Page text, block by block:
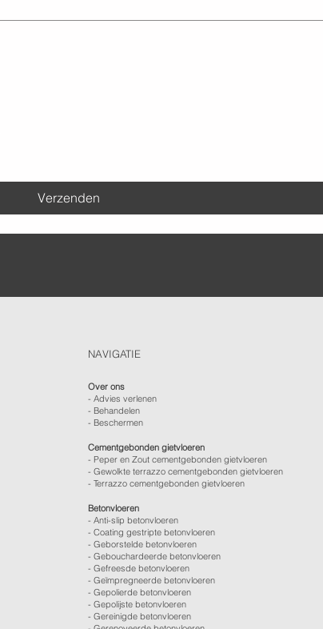
Verzenden
NAVIGATIE
Over ons
-Advies verlenen
- Behandelen
- Beschermen
Cementgebonden gietvloeren
- Peper en Zout cementgebonden gietvloeren
- Gewolkte terrazzo cementgebonden gietvloeren
- Terrazzo cementgebonden gietvloeren
Betonvloeren
-Anti-slip betonvloeren
-Coating gestripte betonvloeren
-Geborstelde betonvloeren
-Gebouchardeerde betonvloeren
-Gefreesde betonvloeren
-Geïmpregneerde betonvloeren
-Gepolierde betonvloeren
-Gepolijste betonvloeren
- Gereinigde betonvloeren